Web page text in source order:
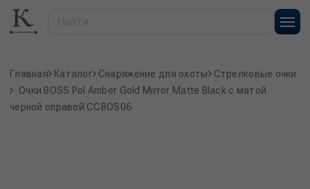
Главная Каталог Снаряжение для охоты
Стрелковые очки
Очки BOSS Pol Amber Gold Mirror Matte Black с матой
черной оправой CCBOS06